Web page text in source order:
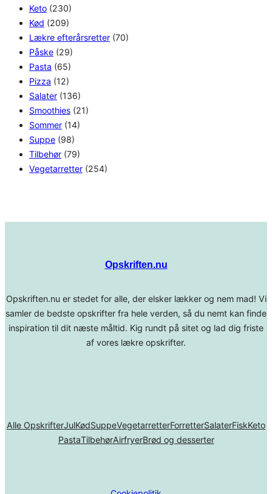
Keto (230)
Kød (209)
Lækre efterårsretter (70)
Påske (29)
Pasta (65)
Pizza (12)
Salater (136)
Smoothies (21)
Sommer (14)
Suppe (98)
Tilbehør (79)
Vegetarretter (254)
Opskriften.nu
Opskriften.nu er stedet for alle, der elsker lækker og nem mad! Vi
samler de bedste opskrifter fra hele verden, så du nemt kan finde
inspiration til dit næste måltid. Kig rundt på sitet og lad dig friste
af vores lækre opskrifter.
Alle OpskrifterJulKødSuppeVegetarretterForretterSalaterFiskKeto
PastaTilbehørAirfryerBrød og desserter